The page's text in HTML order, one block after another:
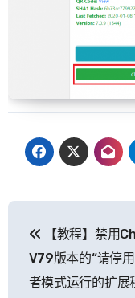
章
导
【教程】禁用
V79版本的“请停
者模式运行的扩展